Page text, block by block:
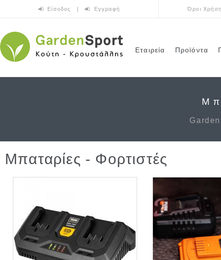
Είσοδος | Εγγραφή Όροι
Εταιρεία Προϊόντα
Μπαταρίες - Φορτιστές